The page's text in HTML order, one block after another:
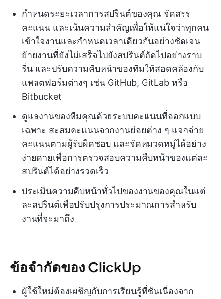
กำหนดระยะเวลาการสปรินต์ของคุณ จัดสรร
คะแนน และเน้นความสำคัญเพื่อให้แน่ใจว่าทุกคน
เข้าใจงานและกำหนดเวลาเดียวกันอย่างชัดเจน
ย้ายงานที่ยังไม่เสร็จไปยังสปรินต์ถัดไปอย่างราบ
รื่น และปรับความคืบหน้าของทีมให้สอดคล้องกับ
แพลตฟอร์มต่างๆ เช่น GitHub, GitLab หรือ
Bitbucket
ดูแลงานของทีมคุณด้วยระบบคะแนนที่ออกแบบ
เฉพาะ สะสมคะแนนจากงานย่อยต่าง ๆ แจกจ่าย
คะแนนตามผู้รับผิดชอบ และจัดหมวดหมู่ได้อย่าง
ง่ายดายเพื่อการตรวจสอบความคืบหน้าของแต่ละ
สปรินต์ได้อย่างรวดเร็ว
ประเมินความคืบหน้าทั่วไปของงานของคุณในแต่
ละสปรินต์เพื่อปรับปรุงการประมาณการสำหรับ
งานที่จะมาถึง
ข้อจำกัดของ ClickUp
ผู้ใช้ใหม่ต้องเผชิญกับการเรียนรู้ที่ชันเนื่องจาก